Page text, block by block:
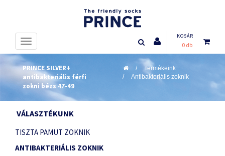
KOSÁR
0 db
PRINCE SILVER+
antibakteriális férfi
zokni bézs 47-49
Termékeink
Antibakteriális zoknik
VÁLASZTÉKUNK
TISZTA PAMUT ZOKNIK
ANTIBAKTERIÁLIS ZOKNIK